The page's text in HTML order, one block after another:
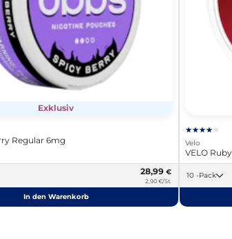
Exklusiv
Regular 6mg
28,99 €
2,90 €/St.
In den Warenkorb
Velo
VELO
10 -Pack